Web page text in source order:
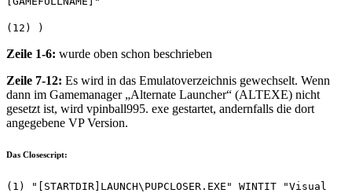
(12) )
Zeile 1-6: wurde oben schon beschrieben
Zeile 7-12: Es wird in das Emulatoverzeichnis gewechselt. Wenn
dann im Gamemanager „Alternate Launcher“ (ALTEXE) nicht
gesetzt ist, wird vpinball995. exe gestartet, andernfalls die dort
angegebene VP Version.
Das Closescript:
(1) "[STARTDIR]LAUNCH\PUPCLOSER.EXE" WINTIT "Visual